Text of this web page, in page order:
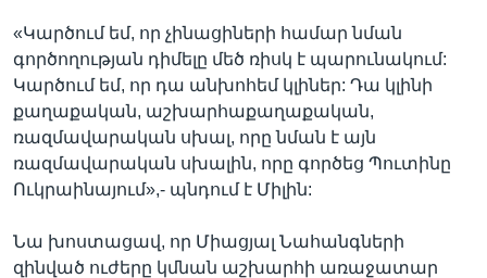
«Կարծում եմ, որ չինացիների համար նման
գործողության դիմելը մեծ ռիսկ է պարունակում:
Կարծում եմ, որ դա անխոհեմ կլիներ: Դա կլինի
քաղաքական, աշխարհաքաղաքական,
ռազմավարական սխալ, որը նման է այն
ռազմավարական սխալին, որը գործեց Պուտինը
Ուկրաինայում»,- պնդում է Միլին:
Նա խոստացավ, որ Միացյալ Նահանգների
զինված ուժերը կմնան աշխարհի առաջատար